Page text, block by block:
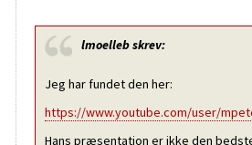
lmoellebskrev:
Jeg har fundet den her:
https://www.youtube.com/user/
Hans præsentation er ikke den